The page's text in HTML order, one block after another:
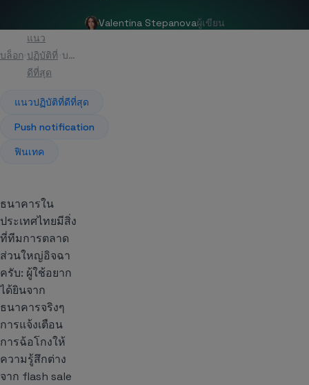
Valentina Stepanovaผู้เขียน
บล็อก
แนว
ปฏิบัติที่
ดีที่สุด
บทความ
แนวปฏิบัติที่ดีที่สุด
Push notification
ฟินเทค
ธนาคารใน
ประเทศไทยมีสิ่ง
ที่ทีมการตลาด
ส่วนใหญ่อิจฉา
ครับ: ผู้ใช้อยาก
ได้ยินจาก
ธนาคารจริงๆ
การแจ้งเตือน
การฉ้อโกงให้
ความรู้สึกต่าง
จาก flash sale